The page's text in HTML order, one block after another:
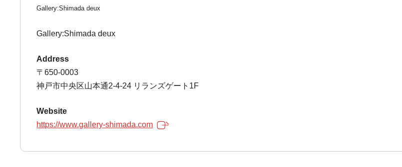
Gallery:Shimada deux
Gallery:Shimada deux
Address
〒650-0003
神戸市中央区山本通2-4-24 リランズゲート1F
Website
https://www.gallery-shimada.com